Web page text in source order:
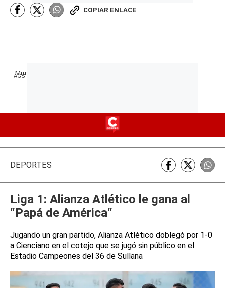
COPIAR ENLACE
TAGS RELACIONADOS
Mundial 2026